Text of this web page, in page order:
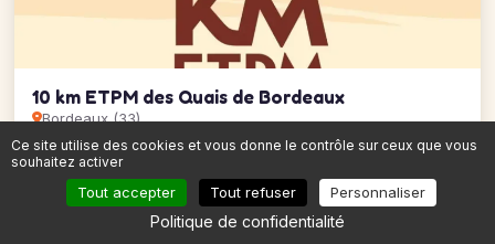
10 km ETPM des Quais de Bordeaux
Bordeaux (33)
8 novembre 2026
5 km Matmut #NésPourBouger
Mutuelle Ociane Matmut Semi de Bordeaux
Marathon
Voir la course →
Ce site utilise des cookies et vous donne le contrôle sur ceux que vous
souhaitez activer
Tout accepter Tout refuser Personnaliser
Politique de confidentialité